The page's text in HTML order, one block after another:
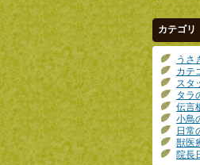
カテゴリ
うさ
カテ
スタ
タラ
伝言
小鳥
日常
獣医
院長